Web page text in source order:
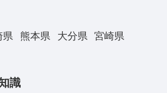
県 熊本県 大分県
宮崎県
識